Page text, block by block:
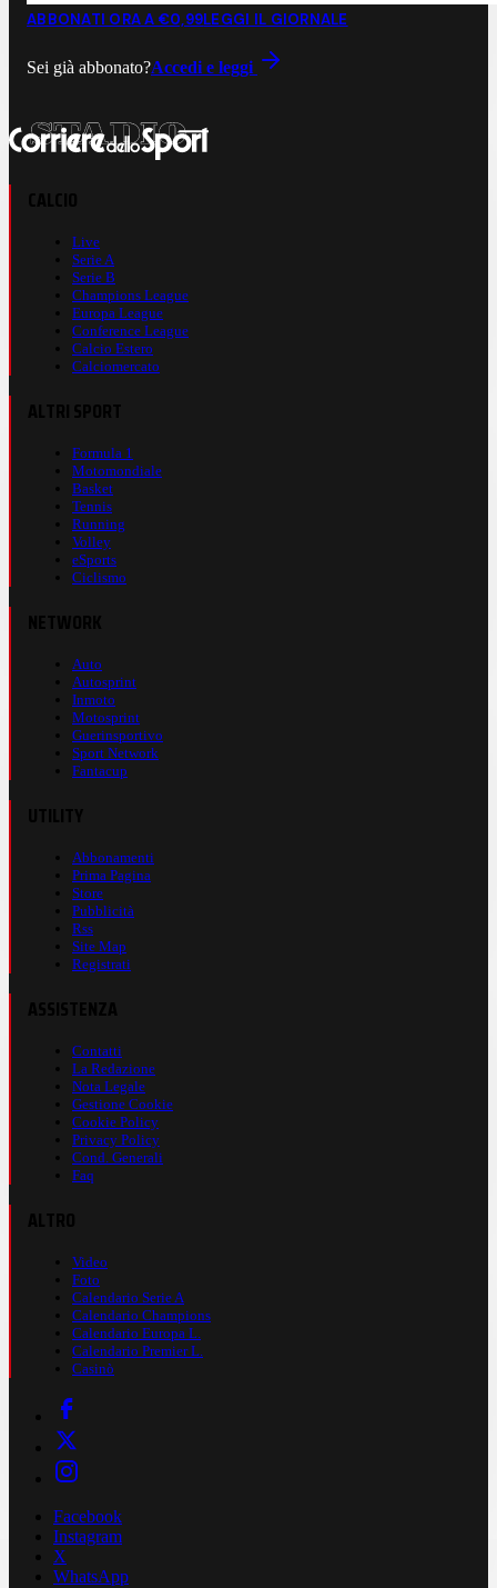
ABBONATI ORA A €0,99LEGGI IL GIORNALE
Sei già abbonato?Accedi e leggi
Live
Serie A
Serie B
Champions League
Europa League
Conference League
Calcio Estero
Calciomercato
Formula 1
Motomondiale
Basket
Tennis
Running
Volley
eSports
Ciclismo
Auto
Autosprint
Inmoto
Motosprint
Guerinsportivo
Sport Network
Fantacup
Abbonamenti
Prima Pagina
Store
Pubblicità
Rss
Site Map
Registrati
Contatti
La Redazione
Nota Legale
Gestione Cookie
Cookie Policy
Privacy Policy
Cond. Generali
Faq
Video
Foto
Calendario Serie A
Calendario Champions
Calendario Europa L.
Calendario Premier L.
Casinò
Facebook
Instagram
X
WhatsApp